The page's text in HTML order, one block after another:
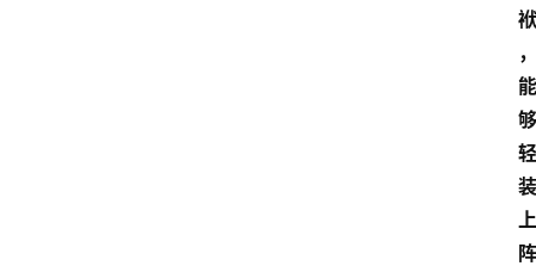
袱
，
能
够
轻
装
上
阵